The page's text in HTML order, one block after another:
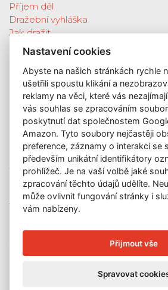
Příjem děl
Dražební vyhláška
Jak dražit
Galerie
Katalog vydražených děl
O nás
GDPR
Kontakt
KONTAKT
GALERIE LAZARSKÁ
Lazarská 7
110 00 Praha 1
E-mail:
Telefon:
+420 222 523 739
OTEVÍRACÍ DOBA
Nastavení cookies
Abyste na našich stránkách rychle
ušetřili spoustu klikání a
reklamy na věci, které vás
vás souhlas se zpracováním
poskytnutí dat společnostem
Amazon. Tyto soubory nejčastěji
preference, záznamy o interakci se
především unikátní identifikátory
prohlížeč. Je na vaší volbě jaké
zpracování těchto údajů udělíte.
může ovlivnit fungování stránky i
vám nabízeny.
Přijmout vše
Spravovat